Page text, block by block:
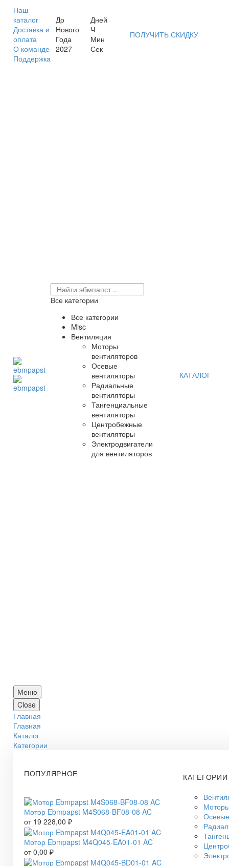
Наш
каталог
Доставка и
оплата
О команде
Поддержка
До
Нового
Года
2027
Дней
Ч
Мин
Сек
ПОЛУЧИТЬ СКИДКУ
Все категории
Все категории
Misc
Вентиляция
Моторы
вентиляторов
Осевые
вентиляторы
Радиальные
вентиляторы
Тангенциальные
вентиляторы
Центробежные
вентиляторы
Электродвигатели
для вентиляторов
КАТАЛОГ
Меню
Close
Главная
Главная
Каталог
Категории
ПОПУЛЯРНОЕ
Мотор Ebmpapst M4S068-BF08-08 AC
от 19 228,00 ₽
Мотор Ebmpapst M4Q045-EA01-01 AC
от0,00 ₽
КАТЕГОРИИ